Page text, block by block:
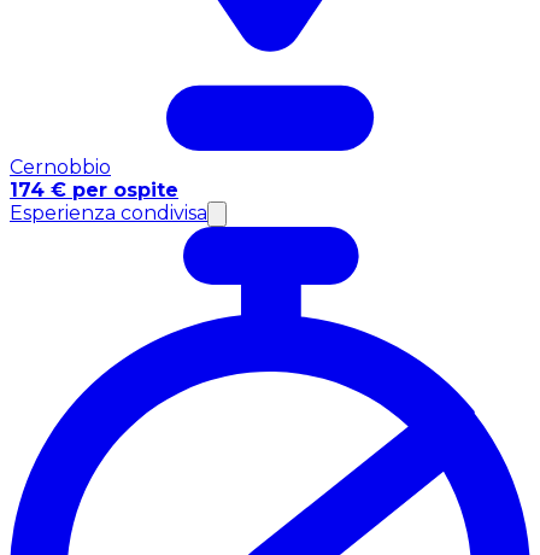
Cernobbio
174 € per ospite
Esperienza condivisa